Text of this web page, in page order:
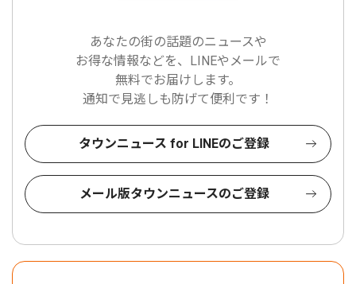
あなたの街の話題のニュースや
お得な情報などを、LINEやメールで
無料でお届けします。
通知で見逃しも防げて便利です！
タウンニュース for LINEのご登録
メール版タウンニュースのご登録